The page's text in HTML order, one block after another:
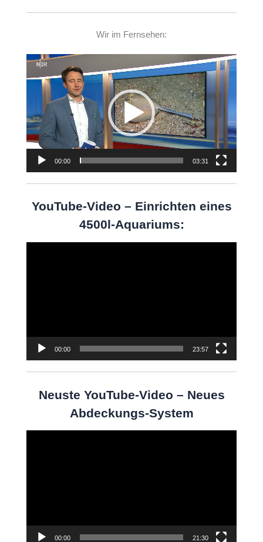
Wir im Fernsehen:
Player
00:00 03:31
YouTube-Video – Einrichten eines
4500l-Aquariums:
00:00 23:57
Neuste YouTube-Video – Neues
Abdeckungs-System
00:00 21:30